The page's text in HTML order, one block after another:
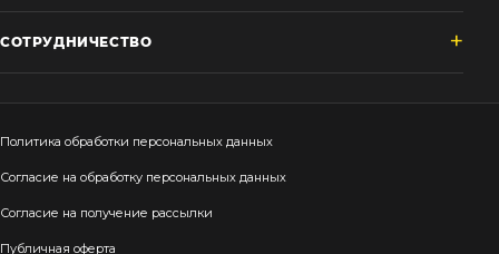
СОТРУДНИЧЕСТВО
Политика обработки персональных данных
Согласие на обработку персональных данных
Согласие на получение рассылки
Публичная оферта